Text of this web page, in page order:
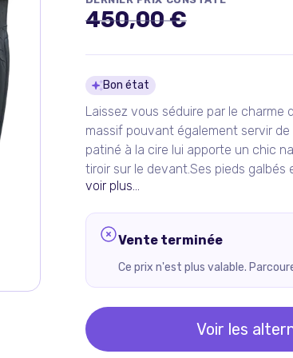
450,00 €
Détails du
Bon état
Laissez vous séduire par le
massif pouvant également servir
patiné à la cire lui apporte un chic
tiroir sur le devant.Ses pieds galbés
voir plus...
Vente terminée
Ce prix n'est plus valable.
Voir les